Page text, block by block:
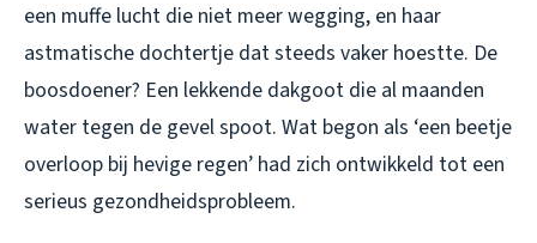
een muffe lucht die niet meer wegging, en haar
astmatische dochtertje dat steeds vaker hoestte. De
boosdoener? Een lekkende dakgoot die al maanden
water tegen de gevel spoot. Wat begon als ‘een beetje
overloop bij hevige regen’ had zich ontwikkeld tot een
serieus gezondheidsprobleem.